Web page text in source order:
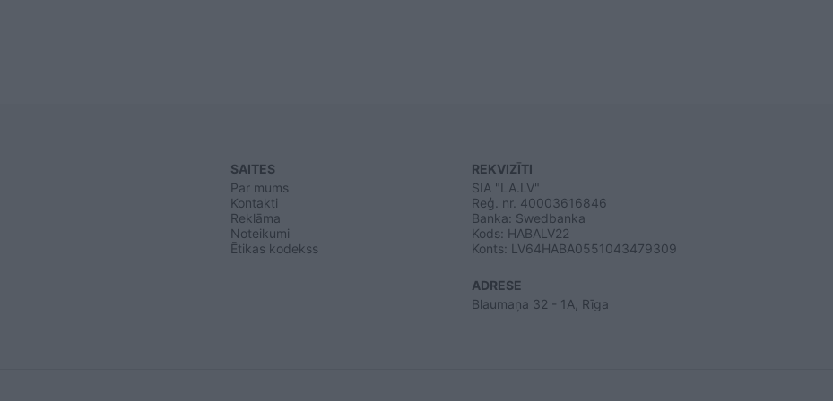
SAITES
Par mums
Kontakti
Reklāma
Noteikumi
Ētikas kodekss
REKVIZĪTI
SIA "LA.LV"
Reģ. nr. 40003616846
Banka: Swedbanka
Kods: HABALV22
Konts: LV64HABA0551043479309
ADRESE
Blaumaņa 32 - 1A, Rīga